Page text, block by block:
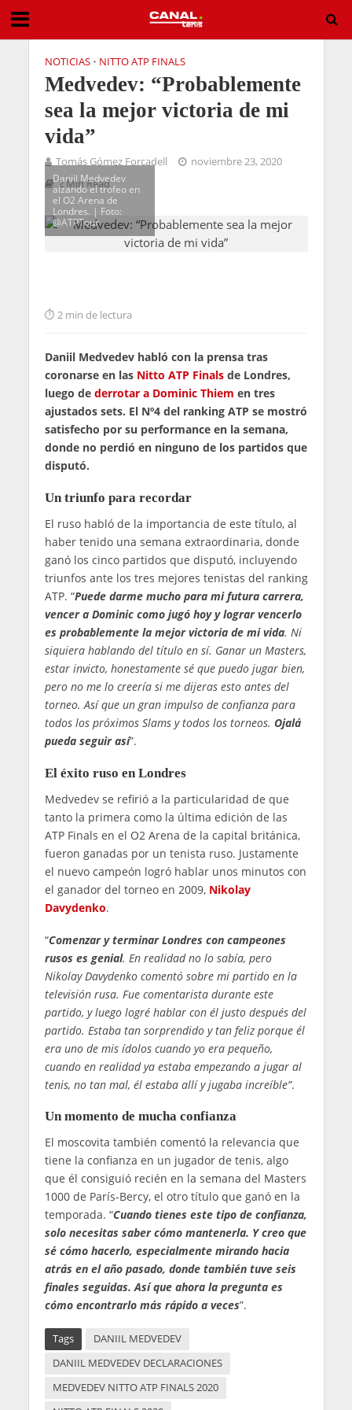
NOTICIAS • NITTO ATP FINALS
Medvedev: “Probablemente
sea la mejor victoria de mi
vida”
Tomás Gómez Forcadell
noviembre 23, 2020
2 Min Read
Daniil Medvedev
alzando el trofeo en
el O2 Arena de
Londres. | Foto:
@ATPTour
2 min de lectura
Daniil Medvedev habló con la prensa tras
coronarse en las Nitto ATP Finalsde Londres,
luego de derrotar a Dominic Thiem en tres
ajustados sets. El Nº4 del ranking ATP se mostró
satisfecho por su performance en la semana,
donde no perdió en ninguno de los partidos que
disputó.
Un triunfo para recordar
El ruso habló de la importancia de este título, al
haber tenido una semana extraordinaria, donde
ganó los cinco partidos que disputó, incluyendo
triunfos ante los tres mejores tenistas del ranking
ATP. “Puede darme mucho para mi futura carrera,
vencer a Dominic como jugó hoy y lograr vencerlo
es probablemente la mejor victoria de mi vida. Ni
siquiera hablando del título en sí. Ganar un Masters,
estar invicto, honestamente sé que puedo jugar bien,
pero no me lo creería si me dijeras esto antes del
torneo. Así que un gran impulso de confianza para
todos los próximos Slams y todos los torneos. Ojalá
pueda seguir así”.
El éxito ruso en Londres
Medvedev se refirió a la particularidad de que
tanto la primera como la última edición de las
ATP Finals en el O2 Arena de la capital británica,
fueron ganadas por un tenista ruso. Justamente
el nuevo campeón logró hablar unos minutos con
el ganador del torneo en 2009, Nikolay
Davydenko.
“Comenzar y terminar Londres con campeones
rusos es genial. En realidad no lo sabía, pero
Nikolay Davydenko comentó sobre mi partido en la
televisión rusa. Fue comentarista durante este
partido, y luego logré hablar con él justo después del
partido. Estaba tan sorprendido y tan feliz porque él
era uno de mis ídolos cuando yo era pequeño,
cuando en realidad ya estaba empezando a jugar al
tenis, no tan mal, él estaba allí y jugaba increíble”.
Un momento de mucha confianza
El moscovita también comentó la relevancia que
tiene la confianza en un jugador de tenis, algo
que él consiguió recién en la semana del Masters
1000 de París-Bercy, el otro título que ganó en la
temporada. “Cuando tienes este tipo de confianza,
solo necesitas saber cómo mantenerla. Y creo que
sé cómo hacerlo, especialmente mirando hacia
atrás en el año pasado, donde también tuve seis
finales seguidas. Así que ahora la pregunta es
cómo encontrarlo más rápido a veces”.
Tags
DANIIL MEDVEDEV
DANIIL MEDVEDEV DECLARACIONES
MEDVEDEV NITTO ATP FINALS 2020